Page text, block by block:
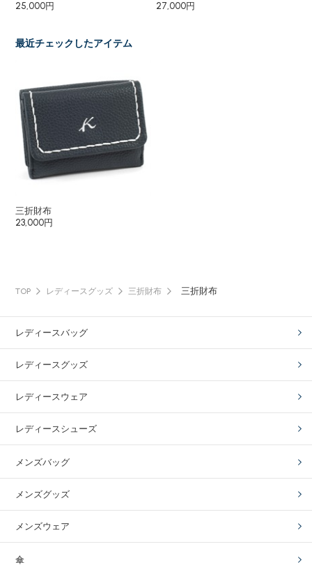
25,000円
27,000円
最近チェックしたアイテム
三折財布
23,000円
TOP レディースグッズ 三折財布 三折財布
レディースバッグ
レディースグッズ
レディースウェア
レディースシューズ
メンズバッグ
メンズグッズ
メンズウェア
傘